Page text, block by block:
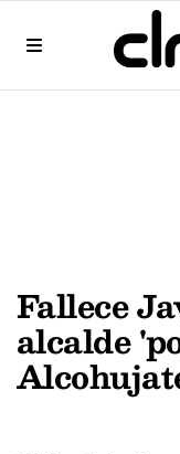
Fallece
alcalde